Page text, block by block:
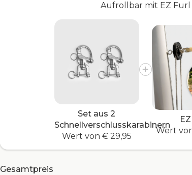
Aufrollbar mit EZ Furl
Set aus 2
Schnellverschlusskarabinern
Wert von € 29,95
Wert
Gesamtpreis